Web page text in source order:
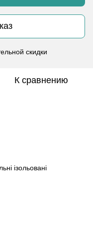
скидки
К сравнению
ізольовані